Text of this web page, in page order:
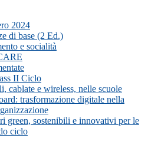
2024
di base (2 Ed.)
e socialità
II Ciclo
cablate e wireless, nelle scuole
trasformazione digitale nella
green, sostenibili e innovativi per le
ciclo